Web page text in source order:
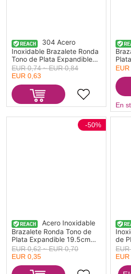
304 Acero
Inoxidable Brazalete Ronda
Tono de Plata Expandible
22cm longitud, 1 Unidad
EUR 0,74 ~ EUR 0,84
EUR 0,63
En
Acero Inoxidable
Brazalete Ronda Tono de
Plata Expandible 19.5cm
longitud, 1 Unidad
-50%
EUR 0,62 ~ EUR 0,70
EUR 0,35
de